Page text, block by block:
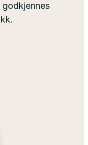
godkjennes